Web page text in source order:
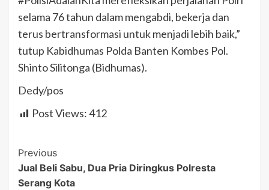
selama 76 tahun dalam mengabdi, bekerja dan
terus bertransformasi untuk menjadi lebih baik,”
tutup Kabidhumas Polda Banten Kombes Pol.
Shinto Silitonga (Bidhumas).
Dedy/pos
Post Views:412
Post
Navigation
Previous
Jual Beli Sabu, Dua Pria Diringkus Polresta
Serang Kota